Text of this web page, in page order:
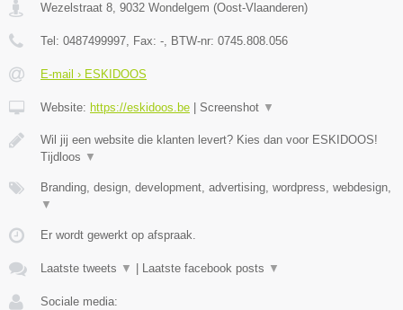
Wezelstraat 8, 9032 Wondelgem (Oost-Vlaanderen)
Tel: 0487499997, Fax: -, BTW-nr: 0745.808.056
E-mail › ESKIDOOS
Website: https://eskidoos.be Screenshot ▼
Wil jij een website die klanten levert? Kies dan voor ESKIDOOS!
Tijdloos ▼
Branding, design, development, advertising, wordpress, webdesign,
▼
Er wordt gewerkt op afspraak.
Laatste tweets ▼ Laatste facebook posts ▼
Sociale media: